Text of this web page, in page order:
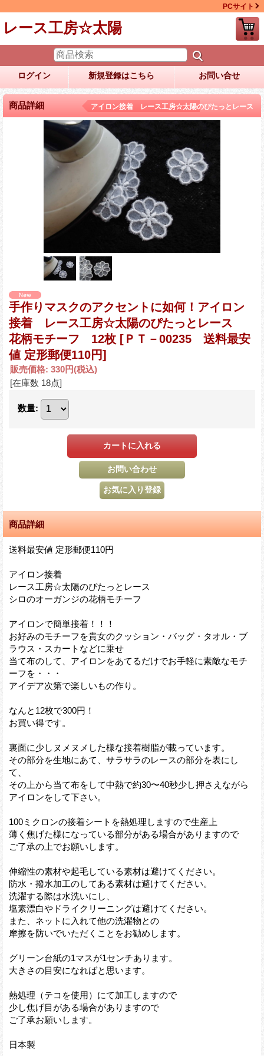
PCサイト
レース工房☆太陽
ログイン 新規登録はこちら お問い合せ
商品詳細 アイロン接着 レース工房☆太陽のぴたっとレース
手作りマスクのアクセントに如何！アイロン
接着 レース工房☆太陽のぴたっとレース
花柄モチーフ 12枚 [ＰＴ－00235 送料最安
値 定形郵便110円]
販売価格: 330円(税込)
[在庫数 18点]
数量:
商品詳細
送料最安値 定形郵便110円
アイロン接着
レース工房☆太陽のぴたっとレース
シロのオーガンジの花柄モチーフ
アイロンで簡単接着！！！
お好みのモチーフを貴女のクッション・バッグ・タオル・ブ
ラウス・スカートなどに乗せ
当て布のして、アイロンをあてるだけでお手軽に素敵なモチ
ーフを・・・
アイデア次第で楽しいもの作り。
なんと12枚で300円！
お買い得です。
裏面に少しヌメヌメした様な接着樹脂が載っています。
その部分を生地にあて、サラサラのレースの部分を表にし
て、
その上から当て布をして中熱で約30〜40秒少し押さえながら
アイロンをして下さい。
100ミクロンの接着シートを熱処理しますので生産上
薄く焦げた様になっている部分がある場合がありますので
ご了承の上でお願いします。
伸縮性の素材や起毛している素材は避けてください。
防水・撥水加工のしてある素材は避けてください。
洗濯する際は水洗いにし、
塩素漂白やドライクリーニングは避けてください。
また、ネットに入れて他の洗濯物との
摩擦を防いでいただくことをお勧めします。
グリーン台紙の1マスが1センチあります。
大きさの目安になればと思います。
熱処理（テコを使用）にて加工しますので
少し焦げ目がある場合がありますので
ご了承お願いします。
日本製